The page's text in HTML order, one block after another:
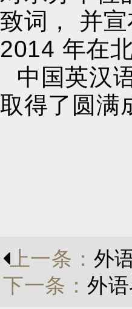
致词， 并
2014 年在
中国英汉
取得了圆满
上一条： 外
下一条： 外